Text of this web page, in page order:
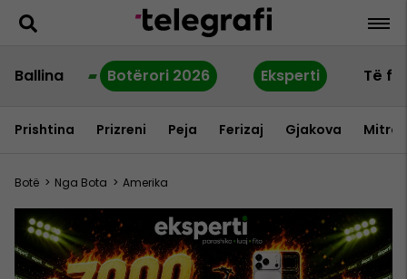
Ballina Botërori 2026 Eksperti Të
Prishtina Prizreni Peja Ferizaj Gjakova
Botë > Nga Bota > Amerika